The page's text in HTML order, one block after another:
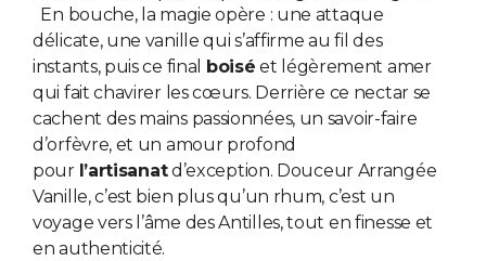
En bouche, la magie opère : une attaque
délicate, une vanille qui s’affirme au fil des
instants, puis ce final boisé et légèrement amer
qui fait chavirer les cœurs. Derrière ce nectar se
cachent des mains passionnées, un savoir-faire
d’orfèvre, et un amour profond
pour l’artisanatd’exception. Douceur Arrangée
Vanille, c’est bien plus qu’un rhum, c’est un
voyage vers l’âme des Antilles, tout en finesse et
en authenticité.